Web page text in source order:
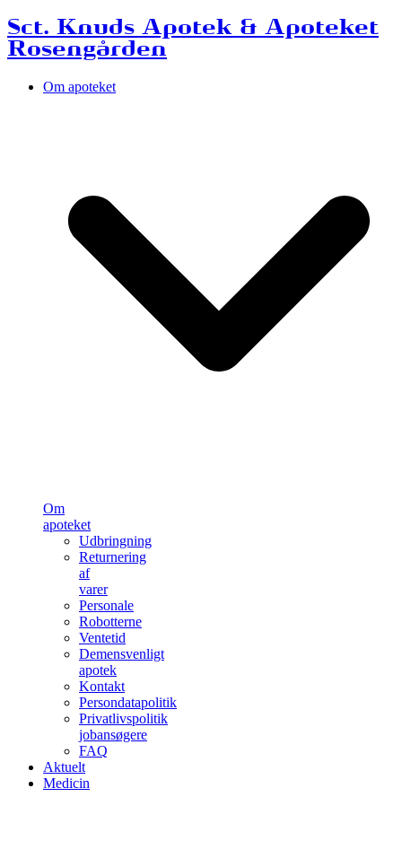
Sct. Knuds Apotek & Apoteket
Rosengården
Om apoteket
Om
apoteket
Udbringning
Returnering
af
varer
Personale
Robotterne
Ventetid
Demensvenligt
apotek
Kontakt
Persondatapolitik
Privatlivspolitik
jobansøgere
FAQ
Aktuelt
Medicin